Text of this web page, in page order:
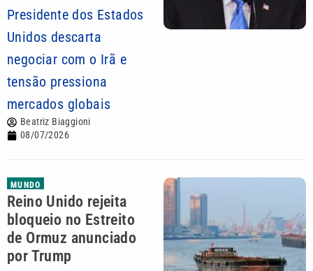
Presidente dos Estados
Unidos descarta
negociar com o Irã e
tensão pressiona
mercados globais
Beatriz Biaggioni
08/07/2026
MUNDO
Reino Unido rejeita
bloqueio no Estreito
de Ormuz anunciado
por Trump